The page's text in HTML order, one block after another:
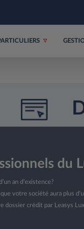
du
an d’existence?
votre société aura plus
dossier crédit par Leasys